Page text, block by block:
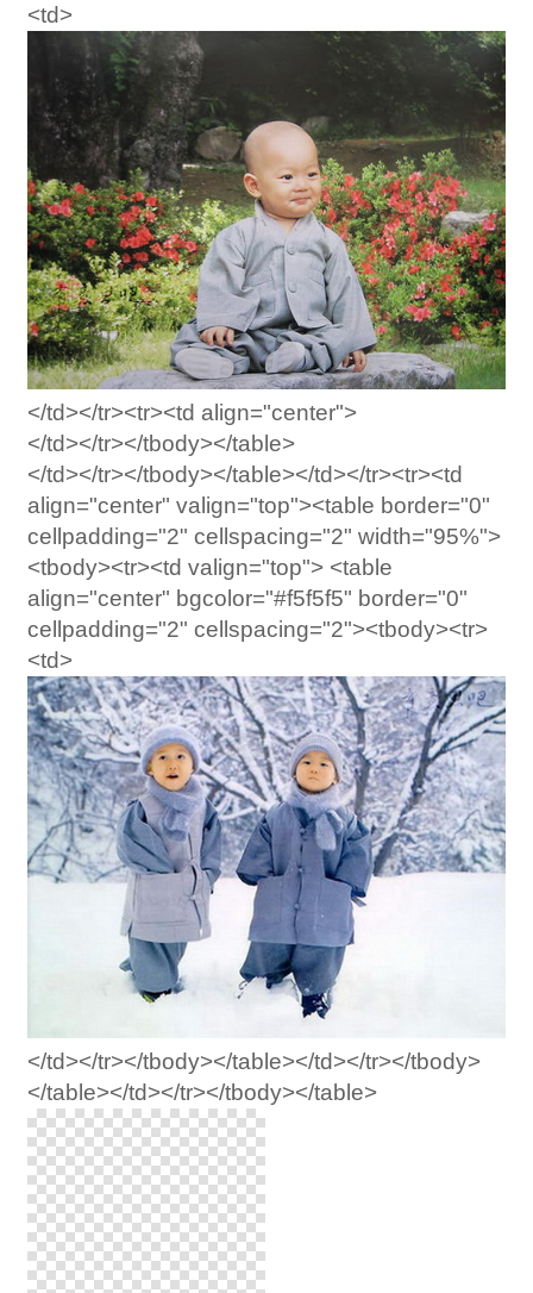
<td>
</td></tr><tr><td align="center">
</td></tr></tbody></table>
</td></tr></tbody></table></td></tr><tr><td
align="center" valign="top"><table border="0"
cellpadding="2" cellspacing="2" width="95%">
<tbody><tr><td valign="top"> <table
align="center" bgcolor="#f5f5f5" border="0"
cellpadding="2" cellspacing="2"><tbody><tr>
<td>
</td></tr></tbody></table></td></tr></tbody>
</table></td></tr></tbody></table>